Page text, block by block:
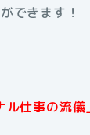
できます！
仕事の流儀